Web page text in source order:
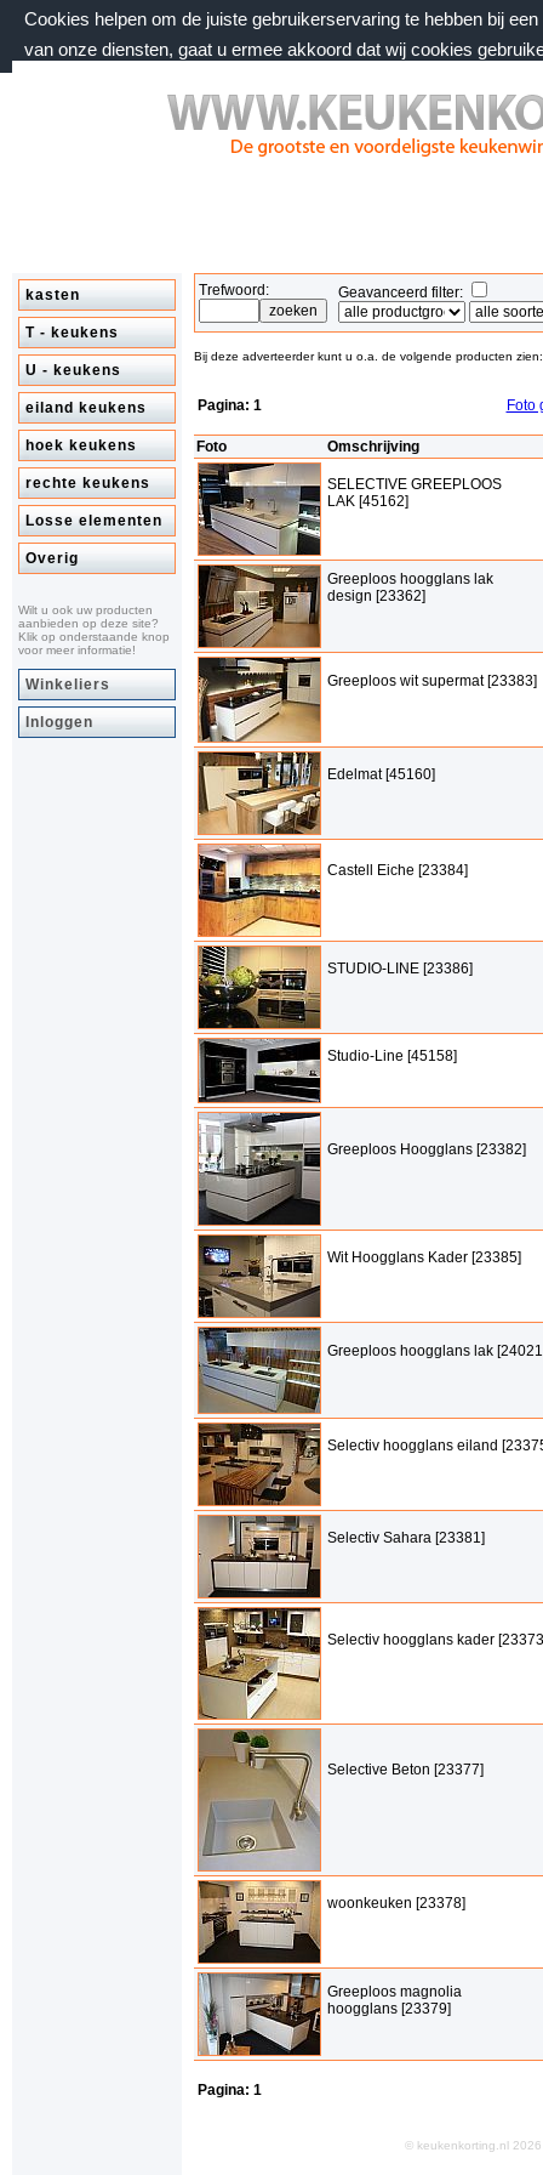
Cookies helpen om de juiste gebruikerservaring te hebben bij
van onze diensten, gaat u ermee akkoord dat wij cookies
zaterdag 8 augustus 2026, 22:39 uur
Welkom bij keukenkorting.nl
kasten
T - keukens
U - keukens
eiland keukens
hoek keukens
rechte keukens
Losse elementen
Overig
Wilt u ook uw producten
aanbieden op deze site?
Klik op onderstaande knop
voor meer informatie!
Winkeliers
Inloggen
Trefwoord: Geavanceerd filter:
Bij deze adverteerder kunt u o.a. de volgende producten zien:
Pagina: 1 Foto
Foto Omschrijving
SELECTIVE GREEPLOOS
LAK [45162]
Greeploos hoogglans lak
design [23362]
Greeploos wit supermat [23383]
Edelmat [45160]
Castell Eiche [23384]
STUDIO-LINE [23386]
Studio-Line [45158]
Greeploos Hoogglans [23382]
Wit Hoogglans Kader [23385]
Greeploos hoogglans lak
Selectiv hoogglans eiland
Selectiv Sahara [23381]
Selectiv hoogglans kader
Selective Beton [23377]
woonkeuken [23378]
Greeploos magnolia
hoogglans [23379]
Pagina: 1
© keukenkorting.nl